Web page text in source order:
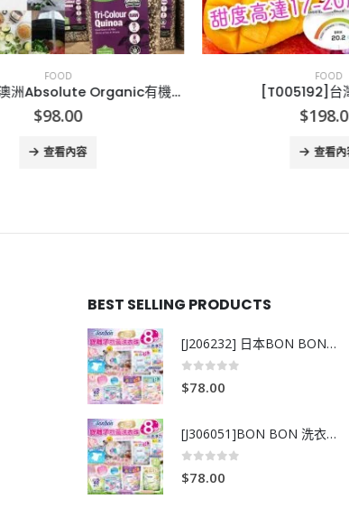
[A005191]澳洲Absolute Organic有機天然三色藜麥 (1.5kg) [T005192]台灣愛文芒
BEST SELLING PRODUCTS
[J206232] 日本BON BON銀離子抗菌啫喱洗衣珠 (80粒)
$78.00
[J306051]BON BON 洗衣珠-牧場+爽+玫瑰葡萄-80粒
$78.00